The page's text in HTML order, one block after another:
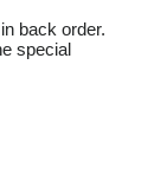
back order.
special